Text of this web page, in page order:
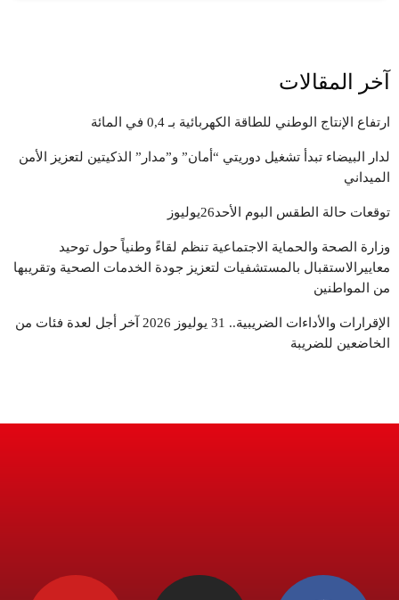
آخر المقالات
ارتفاع الإنتاج الوطني للطاقة الكهربائية بـ 0,4 في المائة
لدار البيضاء تبدأ تشغيل دوريتي “أمان” و”مدار” الذكيتين لتعزيز الأمن
الميداني
توقعات حالة الطقس البوم الأحد26يوليوز
وزارة الصحة والحماية الاجتماعية تنظم لقاءً وطنياً حول توحيد
معاييرالاستقبال بالمستشفيات لتعزيز جودة الخدمات الصحية وتقريبها
من المواطنين
الإقرارات والأداءات الضريبية.. 31 يوليوز 2026 آخر أجل لعدة فئات من
الخاضعين للضريبة